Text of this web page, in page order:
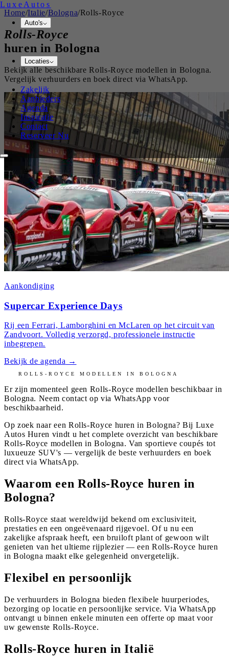
Luxe Autos
Auto's
Locaties
Zakelijk
Aanbieders
Agenda
Inspiratie
Contact
Reserveer Nu
Home/Italie/Bologna/Rolls-Royce
Rolls-Royce
huren in Bologna
Bekijk alle beschikbareRolls-Royce modellen in Bologna.
Vergelijk verhuurders en boek direct via WhatsApp.
Aankondiging
Supercar Experience Days
Rij een Ferrari, Lamborghini en McLaren op het circuit van
Zandvoort. Volledig verzorgd, professionele instructie
inbegrepen.
Bekijk de agenda →
ROLLS-ROYCE MODELLEN INBOLOGNA
Er zijn momenteel geen Rolls-Royce modellen beschikbaar in
Bologna. Neem contact op via WhatsApp voor
beschikbaarheid.
Op zoek naar een Rolls-Royce huren in Bologna? Bij Luxe
Autos Huren vindt u het complete overzicht van beschikbare
Rolls-Royce modellen in Bologna. Van sportieve coupés tot
luxueuze SUV's — vergelijk de beste verhuurders en boek
direct via WhatsApp.
Waarom een Rolls-Royce huren in
Bologna?
Rolls-Royce staat wereldwijd bekend om exclusiviteit,
prestaties en een ongeëvenaard rijgevoel. Of u nu een
zakelijke afspraak heeft, een bruiloft plant of gewoon wilt
genieten van het ultieme rijplezier — een Rolls-Royce huren
in Bologna maakt elke gelegenheid onvergetelijk.
Flexibel en persoonlijk
De verhuurders in Bologna bieden flexibele huurperiodes,
bezorging op locatie en persoonlijke service. Via WhatsApp
ontvangt u binnen enkele minuten een offerte op maat voor
uw gewenste Rolls-Royce.
Rolls-Royce huren in Italië